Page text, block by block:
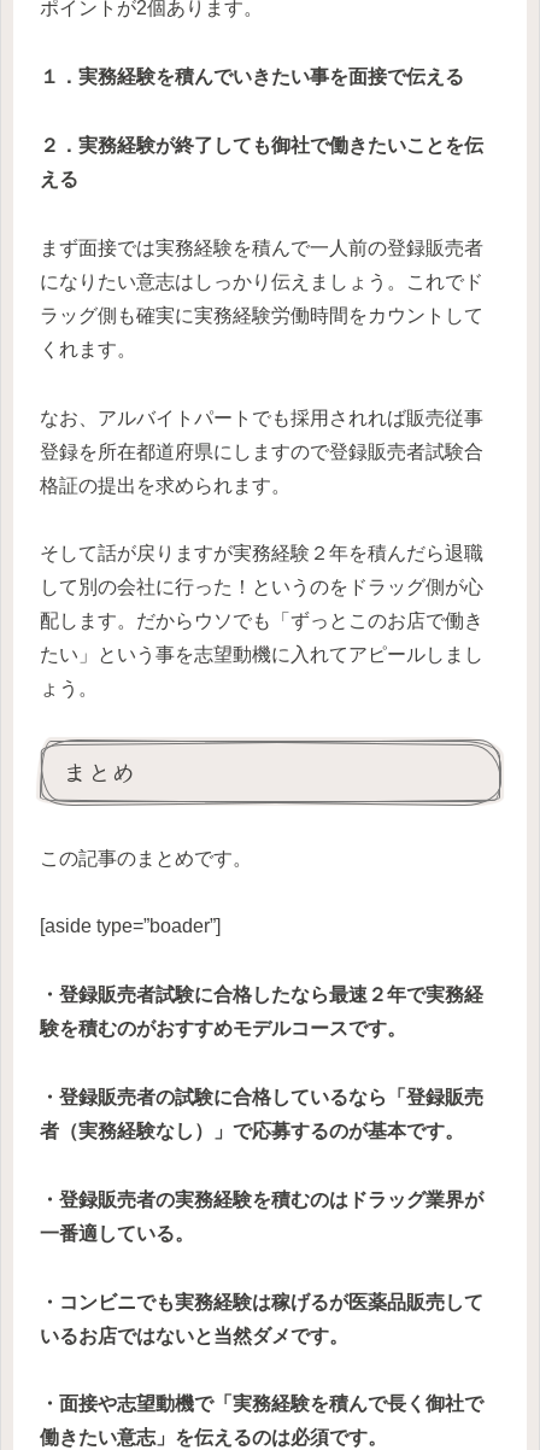
ポイントが2個あります。
１．実務経験を積んでいきたい事を面接で伝える
２．実務経験が終了しても御社で働きたいことを伝
える
まず面接では実務経験を積んで一人前の登録販売者
になりたい意志はしっかり伝えましょう。これでド
ラッグ側も確実に実務経験労働時間をカウントして
くれます。
なお、アルバイトパートでも採用されれば販売従事
登録を所在都道府県にしますので登録販売者試験合
格証の提出を求められます。
そして話が戻りますが実務経験２年を積んだら退職
して別の会社に行った！というのをドラッグ側が心
配します。だからウソでも「ずっとこのお店で働き
たい」という事を志望動機に入れてアピールしまし
ょう。
まとめ
この記事のまとめです。
[aside type=”boader”]
・登録販売者試験に合格したなら最速２年で実務経
験を積むのがおすすめモデルコースです。
・登録販売者の試験に合格しているなら「登録販売
者（実務経験なし）」で応募するのが基本です。
・登録販売者の実務経験を積むのはドラッグ業界が
一番適している。
・コンビニでも実務経験は稼げるが医薬品販売して
いるお店ではないと当然ダメです。
・面接や志望動機で「実務経験を積んで長く御社で
働きたい意志」を伝えるのは必須です。